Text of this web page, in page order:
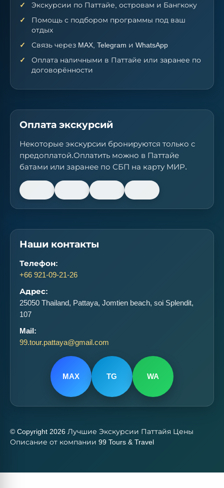
Экскурсии по Паттайе, островам и Бангкоку
Помощь с подбором программы под ваш
отдых
Связь через MAX, Telegram и WhatsApp
Оплата наличными в Паттайе или заранее по
договорённости
Оплата экскурсий
Некоторые экскурсии бронируются только с
предоплатой.Оплатить можно в Паттайе
батами или заранее по СБП на карту МИР.
Наши контакты
Телефон:
+66 921-09-21-26
Адрес:
25050 Thailand, Pattaya, Jomtien beach, soi Splendit,
107
Mail:
99.tour.pattaya@gmail.com
MAX TG WA
© Copyright 2026 Лучшие Экскурсии Паттайя Цены
Описание от компании 99 Tours & Travel